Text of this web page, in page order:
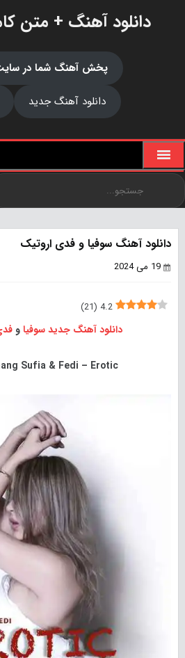
دانلود آهنگ + متن
پخش آهنگ شما در
دانلود آهنگ جدید
دانلود آهنگ سوفیا و فدی اروتیک
19 می 2024
4.2
(
21
)
دانلود آهنگ جدیدسوفیا و
Sufia & Fedi – Erotic